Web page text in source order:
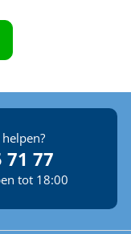
helpen?
71 77
tot 18:00